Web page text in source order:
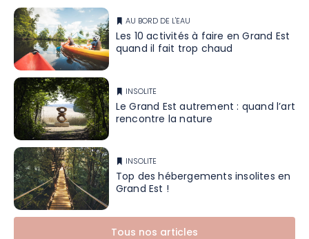
AU BORD DE L'EAU
Les 10 activités à faire en Grand Est
quand il fait trop chaud
INSOLITE
Le Grand Est autrement : quand l’art
rencontre la nature
INSOLITE
Top des hébergements insolites en
Grand Est !
Tous nos articles